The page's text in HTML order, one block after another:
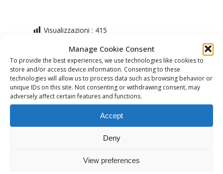
Manage Cookie Consent
To provide the best experiences, we use technologies like cookies to
store and/or access device information. Consenting to these
technologies will allow us to process data such as browsing behavior or
unique IDs on this site. Not consenting or withdrawing consent, may
adversely affect certain features and functions.
Accept
Deny
View preferences
Visualizzazioni : 415
Previous Post
Conferenza: La Spiritualita' puo' essere
Respiro Quotidiano ?